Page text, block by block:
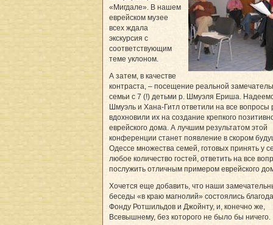
«Мигдале». В нашем
еврейском музее
всех ждала
экскурсия с
соответствующим
теме уклоном.
А затем, в качестве
контраста, – посещение реальной
семьи с 7 (!) детьми р. Шмуэля Ериша.
Шмуэль и Хана-Гитл ответили на все вопросы
вдохновили их на создание крепкого
еврейского дома. А лучшим результатом этой
конференции станет появление в скором
Одессе множества семей, готовых принять у
любое количество гостей, ответить на все
послужить отличным примером еврейского
Хочется еще добавить, что наши
беседы «в краю магнолий» состоялись
Фонду Ротшильдов и Джойнту, и, конечно же,
Всевышнему, без которого не было бы ничего.